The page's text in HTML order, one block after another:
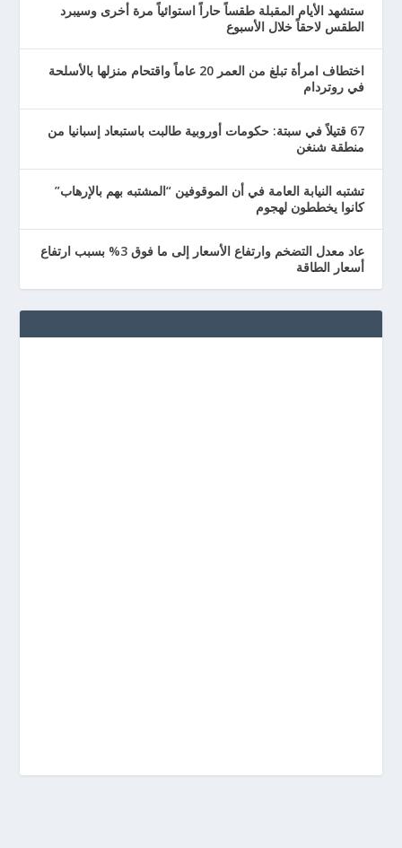
ستشهد الأيام المقبلة طقساً حاراً استوائياً مرة أخرى وسيبرد
الطقس لاحقاً خلال الأسبوع
اختطاف امرأة تبلغ من العمر 20 عاماً واقتحام منزلها بالأسلحة
في روتردام
67 قتيلاً في سبتة: حكومات أوروبية طالبت باستبعاد إسبانيا من
منطقة شنغن
تشتبه النيابة العامة في أن الموقوفين “المشتبه بهم بالإرهاب”
كانوا يخططون لهجوم
عاد معدل التضخم وارتفاع الأسعار إلى ما فوق 3% بسبب ارتفاع
أسعار الطاقة